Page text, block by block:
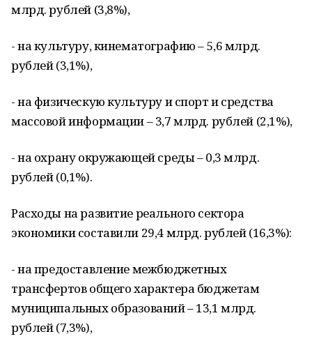
млрд. рублей (3,8%),
- на культуру, кинематографию – 5,6 млрд.
рублей (3,1%),
- на физическую культуру и спорт и средства
массовой информации – 3,7 млрд. рублей (2,1%),
- на охрану окружающей среды – 0,3 млрд.
рублей (0,1%).
Расходы на развитие реального сектора
экономики составили 29,4 млрд. рублей (16,3%):
- на предоставление межбюджетных
трансфертов общего характера бюджетам
муниципальных образований – 13,1 млрд.
рублей (7,3%),